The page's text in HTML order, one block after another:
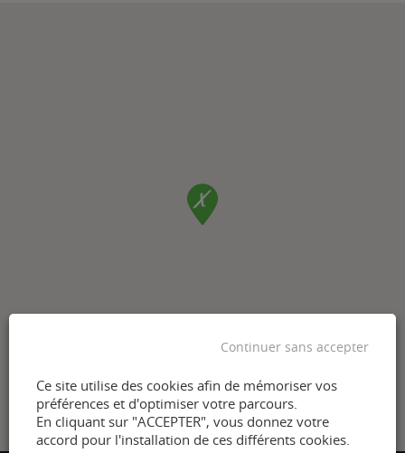
Ce site utilise des cookies afin de mémoriser vos
préférences et d'optimiser votre parcours.
En cliquant sur "ACCEPTER", vous donnez votre
accord pour l'installation de ces différents cookies.
Continuer sans accepter